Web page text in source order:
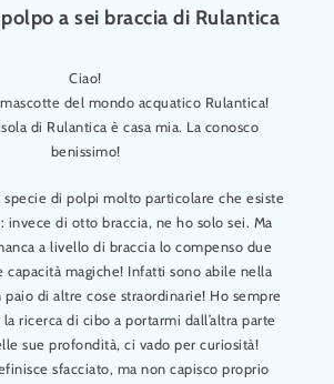
a sei braccia di Rulantica
Ciao!
del mondo acquatico Rulantica!
di Rulantica è casa mia. La conosco
benissimo!
specie di polpi molto particolare che esiste
invece di otto braccia, ne ho solo sei. Ma
a livello di braccia lo compenso due
capacità magiche! Infatti sono abile nella
di altre cose straordinarie! Ho sempre
ricerca di cibo a portarmi dall’altra parte
sue profondità, ci vado per curiosità!
sfacciato, ma non capisco proprio